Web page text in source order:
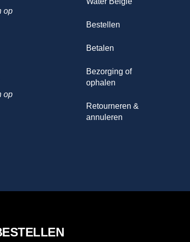
op
op
Bestellen
Betalen
Bezorging of
ophalen
Retourneren &
annuleren